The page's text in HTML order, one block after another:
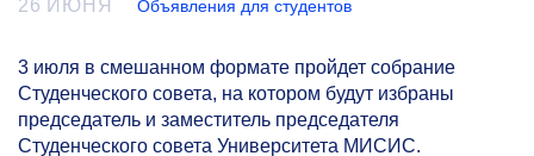
26 ИЮНЯ Объявления для студентов
3 июля в смешанном формате пройдет собрание
Студенческого совета, на котором будут избраны
председатель и заместитель председателя
Студенческого совета Университета МИСИС.